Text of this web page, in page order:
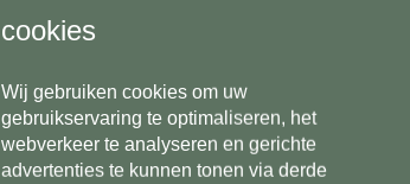
Telefoonnummer*
Postcode*
cookies
Wij gebruiken cookies om uw
gebruikservaring te optimaliseren, het
webverkeer te analyseren en gerichte
advertenties te kunnen tonen via derde